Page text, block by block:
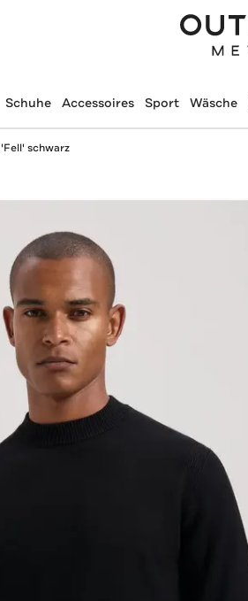
Schuhe Accessoires Sport Wäsche
schwarz